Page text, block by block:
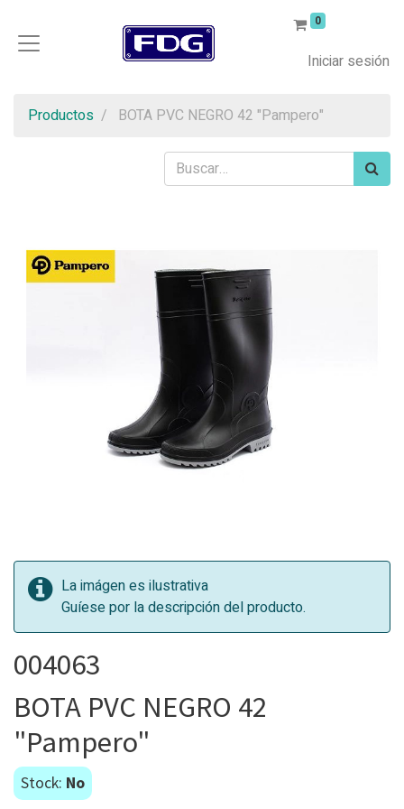
0
Iniciar sesión
Productos BOTA PVC NEGRO 42 "Pampero"
La imágen es ilustrativa
Guíese por la descripción del producto.
004063
BOTA PVC NEGRO 42
"Pampero"
Stock: No